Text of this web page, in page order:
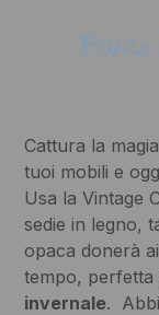
Cattura la
tuoi mobili e
Usa la Vintage
sedie in legno,
opaca donerà
tempo, perfetta
invernale.